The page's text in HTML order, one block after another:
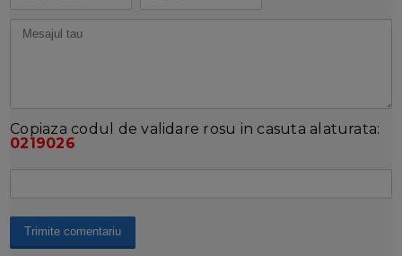
Copiaza codul de validare rosu in casuta alaturata:
0219026